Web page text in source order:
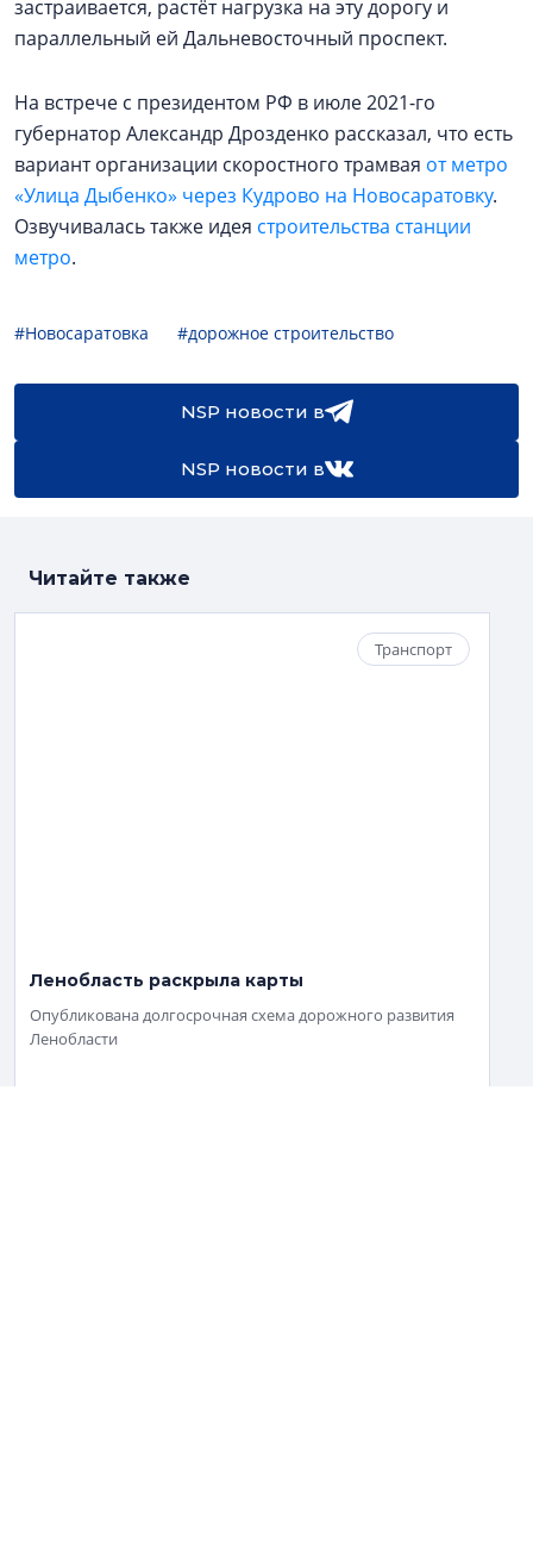
застраивается, растёт нагрузка на эту дорогу и
параллельный ей Дальневосточный проспект.
На встрече с президентом РФ в июле 2021-го
губернатор Александр Дрозденко рассказал, что есть
вариант организации скоростного трамвая от метро
«Улица Дыбенко» через Кудрово на Новосаратовку.
Озвучивалась также идея строительства станции
метро.
#Новосаратовка #дорожное строительство
NSP новости в
NSP новости в
Читайте также
Транспорт
Ленобласть раскрыла карты
Опубликована долгосрочная схема дорожного развития
Ленобласти